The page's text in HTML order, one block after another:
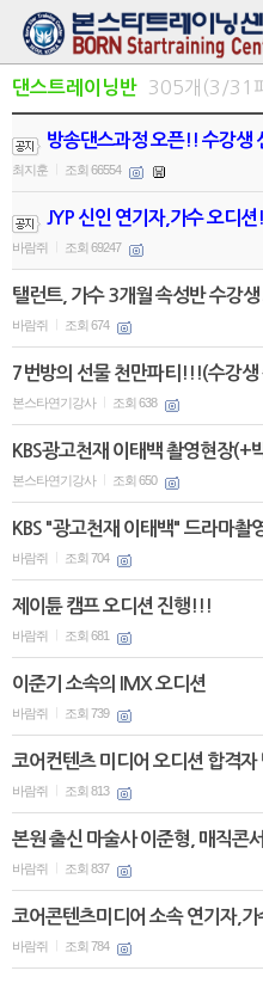
댄스트레이닝반 305개(3/31
방송댄스과정 오픈!! 수강생
최지훈 조회 66554
JYP 신인 연기자,가수 오디
바람쥐 조회 69247
탤런트, 가수 3개월 속성반 수강
바람쥐 조회 674
7번방의 선물 천만파티!!!(수강생
본스타연기강사 조회 638
KBS광고천재 이태백 촬영현장(+
본스타연기강사 조회 650
KBS "광고천재 이태백" 드라마촬
바람쥐 조회 704
제이튠 캠프 오디션 진행!!!
바람쥐 조회 681
이준기 소속의 IMX 오디션
바람쥐 조회 739
코어컨텐츠 미디어 오디션 합격
바람쥐 조회 813
본원 출신 마술사 이준형, 매직콘
바람쥐 조회 837
코어콘텐츠미디어 소속 연기자,
바람쥐 조회 784